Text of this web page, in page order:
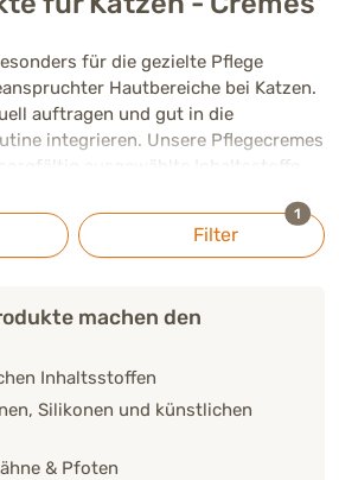
für die gezielte Pflege
Hautbereiche bei Katzen.
auftragen und gut in die
integrieren. Unsere Pflegecremes
ausgewählte Inhaltsstoffe
Formulierungen. So können sie
Deiner Katze im Alltag zu
Anforderungen bei der
Filter
1
machen den
Inhaltsstoffen
Silikonen und künstlichen
& Pfoten